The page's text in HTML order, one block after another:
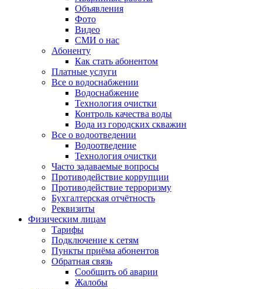
Объявления
Фото
Видео
СМИ о нас
Абоненту
Как стать абонентом
Платные услуги
Все о водоснабжении
Водоснабжение
Технология очистки
Контроль качества воды
Вода из городских скважин
Все о водоотведении
Водоотведение
Технология очистки
Часто задаваемые вопросы
Противодействие коррупции
Противодействие терроризму
Бухгалтерская отчётность
Реквизиты
Физическим лицам
Тарифы
Подключение к сетям
Пункты приёма абонентов
Обратная связь
Сообщить об аварии
Жалобы